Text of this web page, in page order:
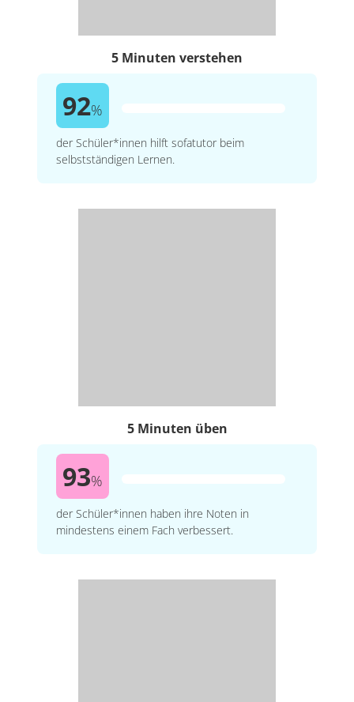
5 Minuten verstehen
92%
der Schüler*innen hilft sofatutor beim
selbstständigen Lernen.
5 Minuten üben
93%
der Schüler*innen haben ihre Noten in
mindestens einem Fach verbessert.